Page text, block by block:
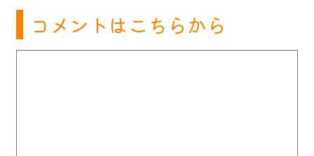
コメントはこちらから